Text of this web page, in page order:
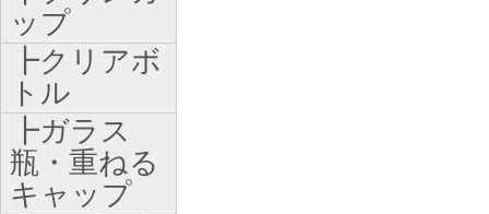
ップ
┣クリアボ
トル
┣ガラス
瓶・重ねる
キャップ